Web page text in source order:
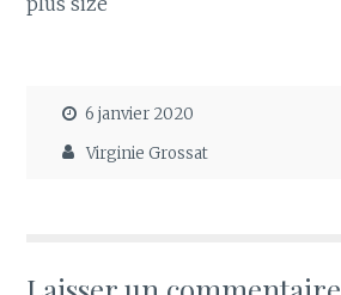
6 janvier 2020
Virginie Grossat